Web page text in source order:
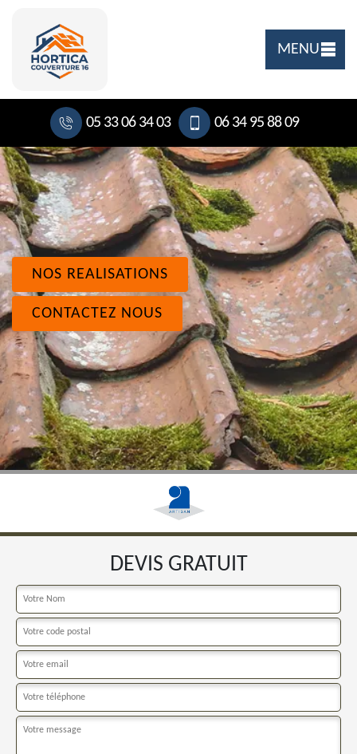
MENU
05 33 06 34 03 06 34 95 88 09
NOS REALISATIONS
CONTACTEZ NOUS
DEVIS GRATUIT